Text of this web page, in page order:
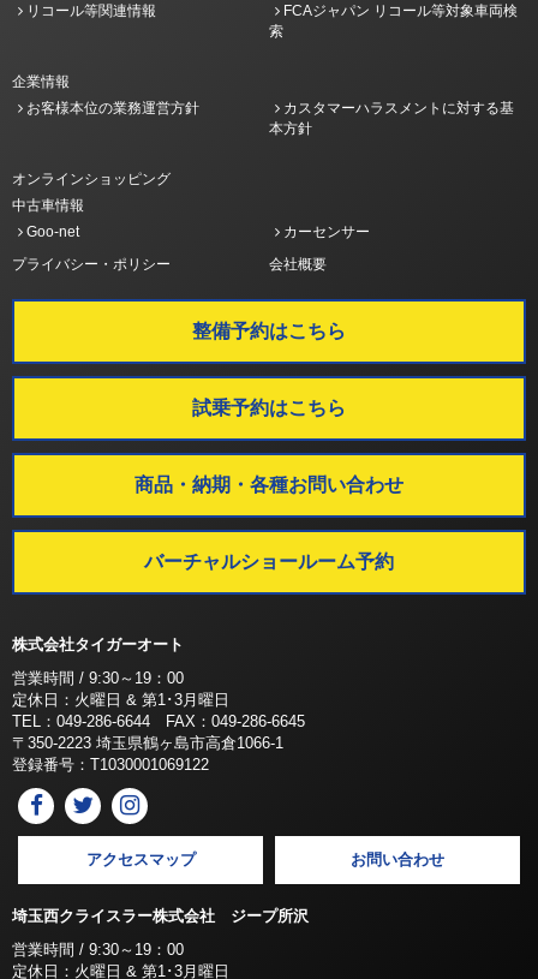
リコール等関連情報
FCAジャパン リコール等対象車両検
索
企業情報
お客様本位の業務運営方針
カスタマーハラスメントに対する基
本方針
オンラインショッピング
中古車情報
Goo-net
カーセンサー
プライバシー・ポリシー
会社概要
整備予約はこちら
試乗予約はこちら
商品・納期・各種お問い合わせ
バーチャルショールーム予約
株式会社タイガーオート
営業時間 / 9:30～19：00
定休日：火曜日 & 第1･3月曜日
TEL：049-286-6644 FAX：049-286-6645
〒350-2223 埼玉県鶴ヶ島市高倉1066-1
登録番号：T1030001069122
アクセスマップ お問い合わせ
埼玉西クライスラー株式会社 ジープ所沢
営業時間 / 9:30～19：00
定休日：火曜日 & 第1･3月曜日